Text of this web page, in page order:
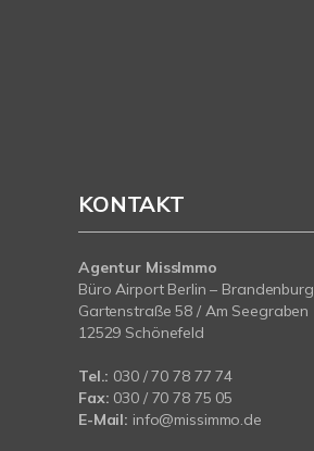
KONTAKT
Agentur MissImmo
Büro Airport Berlin – Brandenburg
Gartenstraße 58 / Am Seegraben
12529 Schönefeld
Tel.: 030 / 70 78 77 74
Fax: 030 / 70 78 75 05
E-Mail: info@missimmo.de